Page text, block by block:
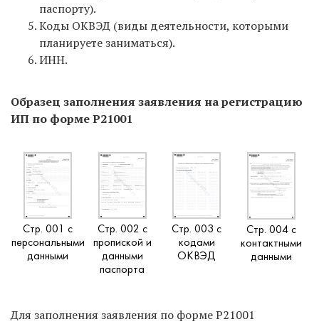
паспорту).
Коды ОКВЭД (виды деятельности, которыми
планируете заниматься).
ИНН.
Образец заполнения заявления на регистрацию
ИП по форме Р21001
Стр. 001 с
персональными
данными
Стр. 002 с
пропиской и
данными
паспорта
Стр. 003 с
кодами
ОКВЭД
Стр. 004 с
контактными
данными
Для заполнения заявления по форме Р21001